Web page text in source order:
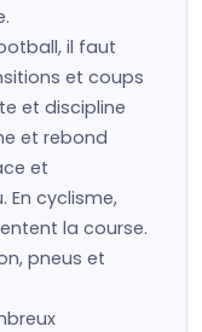
il faut
et coups
et discipline
et rebond
et
En cyclisme,
la course.
pneus et